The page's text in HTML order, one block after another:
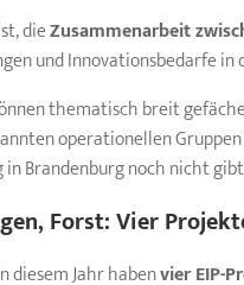
dieZusammenarbeit
und Innovationsbedarfe
thematisch breit
operationellen
in Brandenburg noch nicht
Forst: Vier
diesem Jahr habenvier EIP-